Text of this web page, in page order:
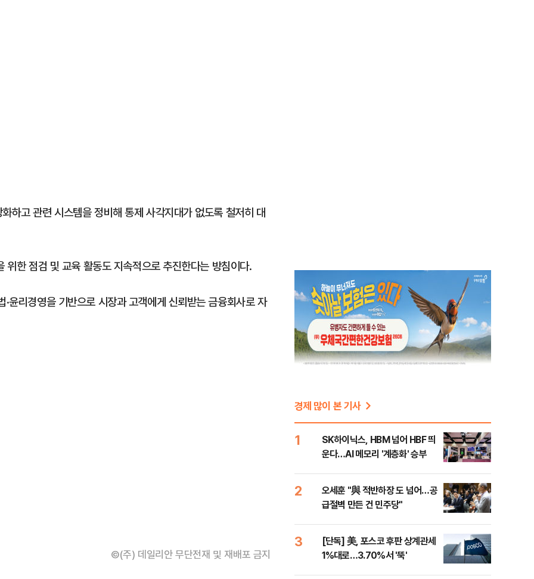
하고 관련 시스템을 정비해 통제 사각지대가 없도록 철저히 대
한 점검 및 교육 활동도 지속적으로 추진한다는 방침이다.
윤리경영을 기반으로 시장과 고객에게 신뢰받는 금융회사로 자
©(주) 데일리안 무단전재 및 재배포 금지
경제 많이 본 기사
1
SK하이닉스, HBM 넘어 HBF 띄
운다…AI 메모리 '계층화' 승부
2
오세훈 "與 적반하장 도 넘어…공
급절벽 만든 건 민주당"
3
[단독] 美, 포스코 후판 상계관세
1%대로…3.70%서 '뚝'